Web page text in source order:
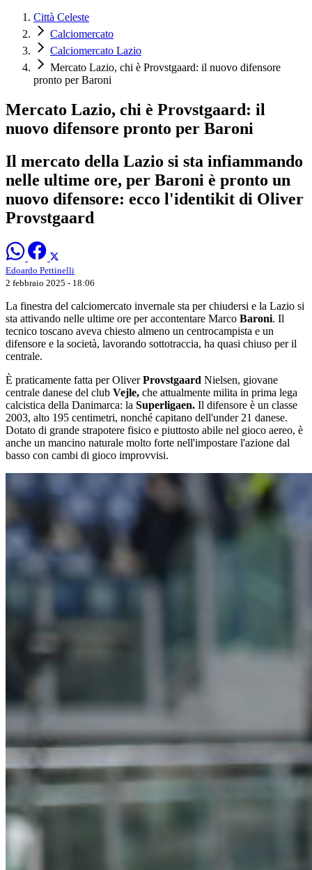
Città Celeste
Calciomercato
Calciomercato Lazio
Mercato Lazio, chi è Provstgaard: il nuovo difensore
pronto per Baroni
Mercato Lazio, chi è Provstgaard: il
nuovo difensore pronto per Baroni
Il mercato della Lazio si sta infiammando
nelle ultime ore, per Baroni è pronto un
nuovo difensore: ecco l'identikit di Oliver
Provstgaard
Edoardo Pettinelli
2 febbraio 2025 - 18:06
La finestra del calciomercato invernale sta per chiudersi e la Lazio si
sta attivando nelle ultime ore per accontentare Marco Baroni. Il
tecnico toscano aveva chiesto almeno un centrocampista e un
difensore e la società, lavorando sottotraccia, ha quasi chiuso per il
centrale.
È praticamente fatta per OliverProvstgaard Nielsen, giovane
centrale danese del club Vejle, che attualmente milita in prima lega
calcistica della Danimarca: la Superligaen. Il difensore è un classe
2003, alto 195 centimetri, nonché capitano dell'under 21 danese.
Dotato di grande strapotere fisico e piuttosto abile nel gioco aereo, è
anche un mancino naturale molto forte nell'impostare l'azione dal
basso con cambi di gioco improvvisi.